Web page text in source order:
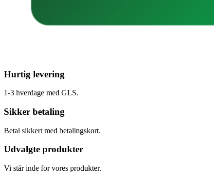
Hurtig levering
1-3 hverdage med GLS.
Sikker betaling
Betal sikkert med betalingskort.
Udvalgte produkter
Vi står inde for vores produkter.